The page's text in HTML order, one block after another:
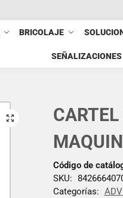
BRICOLAJE
SEÑALIZACIONES
Código de
SKU:
Categorías: